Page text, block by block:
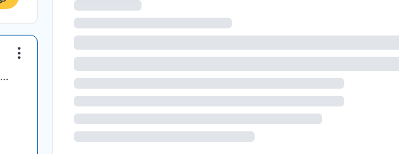
PROSEGUR GESTION DE ACTIVOS COLOMBIA SAS